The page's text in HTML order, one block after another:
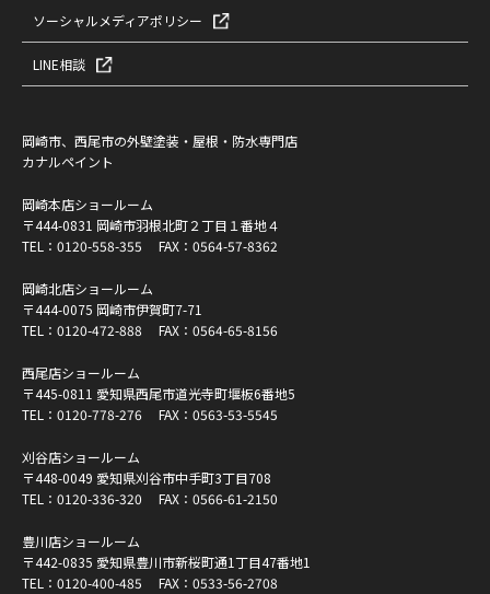
ソーシャルメディアポリシー
LINE相談
岡崎市、西尾市の外壁塗装・屋根・防水専門店
カナルペイント
岡崎本店ショールーム
〒444-0831 岡崎市羽根北町２丁目１番地４
TEL： 0120-558-355 FAX：0564-57-8362
岡崎北店ショールーム
〒444-0075 岡崎市伊賀町7-71
TEL： 0120-472-888 FAX：0564-65-8156
西尾店ショールーム
〒445-0811 愛知県西尾市道光寺町堰板6番地5
TEL： 0120-778-276 FAX：0563-53-5545
刈谷店ショールーム
〒448-0049 愛知県刈谷市中手町3丁目708
TEL： 0120-336-320 FAX：0566-61-2150
豊川店ショールーム
〒442-0835 愛知県豊川市新桜町通1丁目47番地1
TEL： 0120-400-485 FAX：0533-56-2708